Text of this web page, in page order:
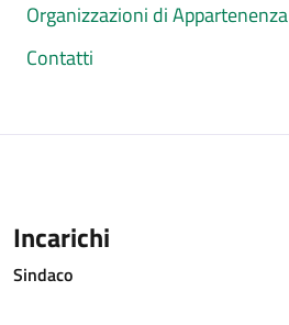
Organizzazioni di Appartenenza
Contatti
Incarichi
Sindaco